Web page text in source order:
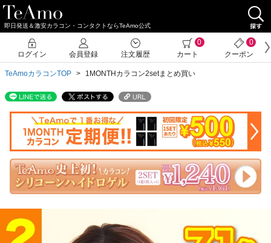
即日発送＆激安カラコン・コンタクトならTeAmo公式
TeAmoカラコンTOP 1MONTHカラコン2setまとめ買い
ログイン 会員登録 注文履歴
0
カート
0
クーポン
クーポン詳細